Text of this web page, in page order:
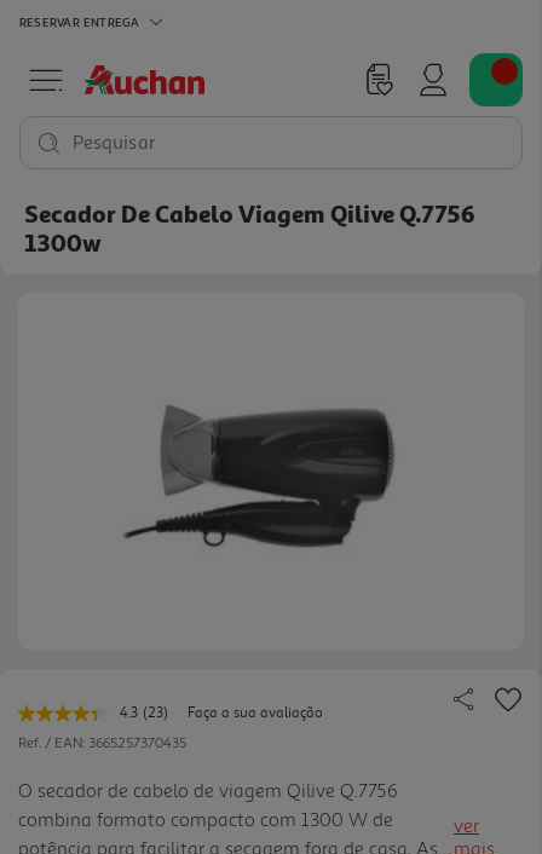
RESERVAR ENTREGA
Pesquisar
Secador De Cabelo Viagem Qilive Q.7756
1300w
4.3 Leu
23
Link
para
a
mesma
(23)
Faça a sua avaliação
Ref. / EAN: 3665257370435
O secador de cabelo de viagem Qilive Q.7756
combina formato compacto com 1300 W de
potência para facilitar a secagem fora de casa. As 2
ver
mais